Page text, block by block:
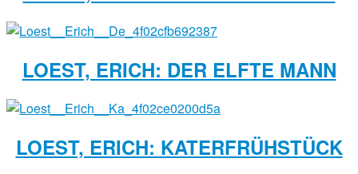
LOEST, ERICH: DER ELFTE MANN
LOEST, ERICH: KATERFRÜHSTÜCK